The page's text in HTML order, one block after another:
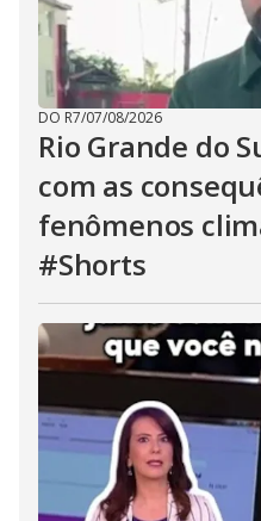
DO R7/07/08/2026
Rio Grande do
com as
fenômenos
#Shorts